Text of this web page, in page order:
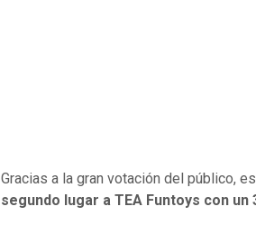
Gracias a la gran votación del público,
segundo lugar a TEA Funtoys con un